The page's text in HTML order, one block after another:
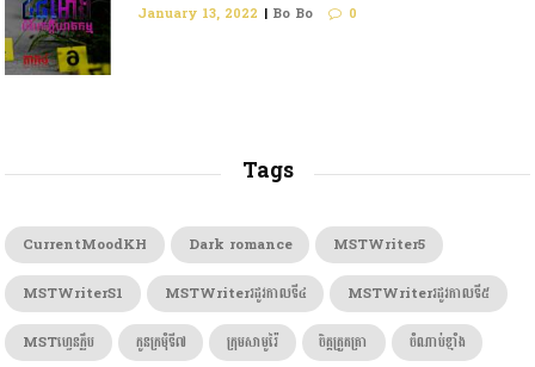
January 13, 2022 | Bo Bo 0
Tags
CurrentMoodKH Dark romance
MSTWriter5
MSTWriterS1
MSTWriterរដូវកាលទី៤
MSTWriterរដូវកាលទី៥
MSTហ្វេនក្លឹប
កូនក្រមុំទី៧ ក្រុមសាមូរ៉ៃ ចិត្តត្រួតត្រា
ចំណាប់ខ្មាំង